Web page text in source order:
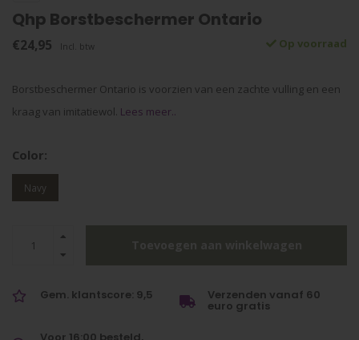
Qhp Borstbeschermer Ontario
€24,95 Incl. btw Op voorraad
Borstbeschermer Ontario is voorzien van een zachte vulling en een
kraag van imitatiewol. Lees meer..
Color:
Navy
Gem. klantscore: 9,5 Verzenden vanaf 60
euro gratis